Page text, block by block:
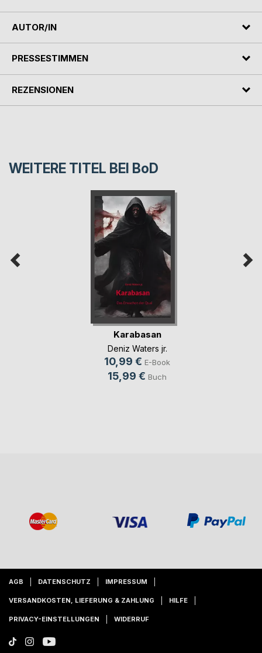
AUTOR/IN
PRESSESTIMMEN
REZENSIONEN
WEITERE TITEL BEI BoD
Karabasan
Deniz Waters jr.
10,99 € E-Book
15,99 € Buch
AGB DATENSCHUTZ IMPRESSUM
VERSANDKOSTEN, LIEFERUNG & ZAHLUNG HILFE
PRIVACY-EINSTELLUNGEN WIDERRUF